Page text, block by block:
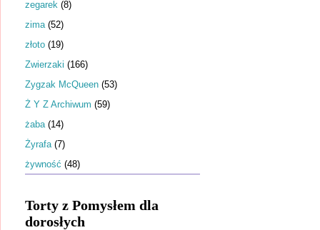
zegarek (8)
zima (52)
złoto (19)
Zwierzaki (166)
Zygzak McQueen (53)
Ż Y Z Archiwum (59)
żaba (14)
Żyrafa (7)
żywność (48)
Torty z Pomysłem dla
dorosłych